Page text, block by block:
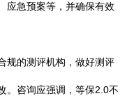
应急预案等，并确保有效
规的测评机构，做好测评
。咨询应强调，等保2.0不